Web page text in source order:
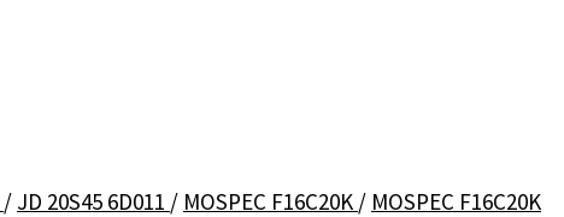
/ JD 20S45 6D011 / MOSPEC F16C20K / MOSPEC F16C20K